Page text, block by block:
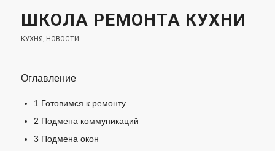
ШКОЛА РЕМОНТА КУХНИ
КУХНЯ, НОВОСТИ
Оглавление
1 Готовимся к ремонту
2 Подмена коммуникаций
3 Подмена окон